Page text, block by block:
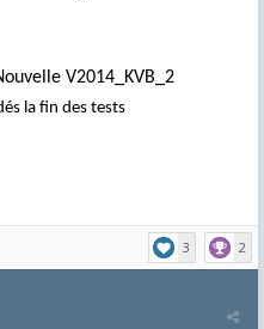
V2014_KVB_2
la fin des tests
3 2